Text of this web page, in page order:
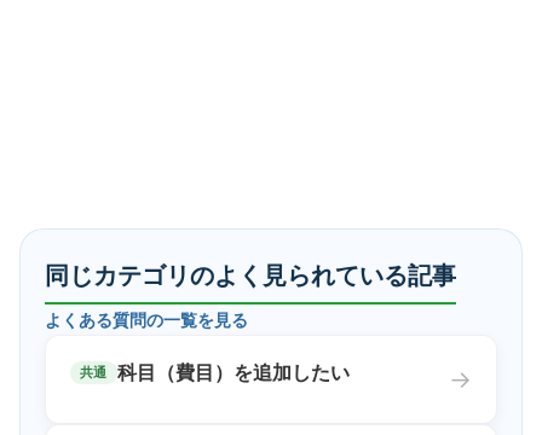
同じカテゴリのよく見られている記事
よくある質問の一覧を見る
共通 科目（費目）を追加したい →